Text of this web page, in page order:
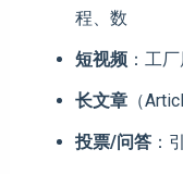
程、数
短视频：工
长文章（
投票/问答：